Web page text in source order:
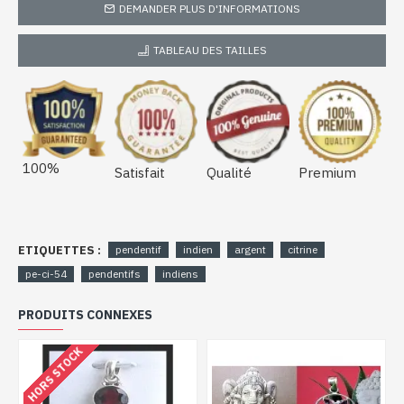
DEMANDER PLUS D'INFORMATIONS
TABLEAU DES TAILLES
100% Satisfait Qualité Premium
ETIQUETTES : pendentif indien argent
citrine
pe-ci-54
pendentifs indiens
PRODUITS CONNEXES
HORS STOCK